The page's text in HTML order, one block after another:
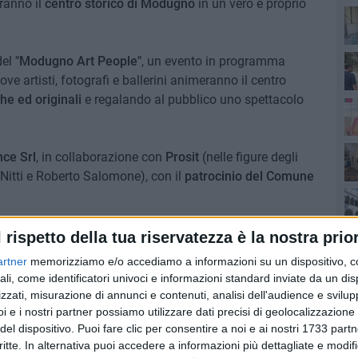
rispetto della tua riservatezza è la nostra
memorizziamo e/o accediamo a informazioni su un dispositivo,
come identificatori univoci e informazioni standard inviate da un
misurazione di annunci e contenuti, analisi dell'audience e
e i nostri partner possiamo utilizzare dati precisi di
dispositivo. Puoi fare clic per consentire a noi e ai nostri 1733
In alternativa puoi accedere a informazioni più dettagliate e
il centro storico di Modugno in un vero e proprio
"Modugno Art People", un evento in programma
artisti, fotografi e ballerini animeranno il centro
ed originali e regalando al pubblico uno spettacolo
Srl, in collaborazione con Prosit(nelle figure degli
e Roberto Salomone), con il patrocinio del Comune
Andrea Ragnini, uno degli organizzatori- prevede
e aree market. Saranno presenti due zone musicali:
collegate da un percorso arricchito da installazioni
painting ed un artista di street art, che realizzerà un
sarà allestita una mostra fotografica, curata da
su grandi eventi live musicali nazionali. Tra le
ballerini di strada e break dance, insieme a tante altre